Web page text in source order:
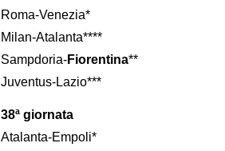
Roma-Venezia*
Milan-Atalanta****
Sampdoria-Fiorentina**
Juventus-Lazio***
38ª giornata
Atalanta-Empoli*